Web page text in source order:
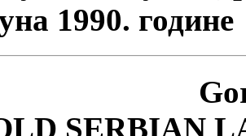
1990. године
SERBIAN